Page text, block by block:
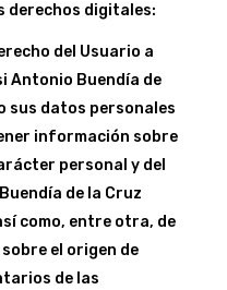
derechos digitales:
del Usuario a
Antonio Buendía de
sus datos personales
información sobre
personal y del
de la Cruz
como, entre otra, de
el origen de
de las